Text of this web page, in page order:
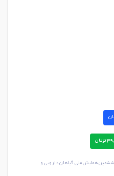
تومان
همایش ملی گیاهان دارویی و